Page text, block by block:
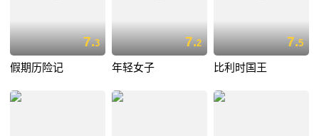
7.3
假期历险记
7.2
年轻女子
7.5
比利时国王